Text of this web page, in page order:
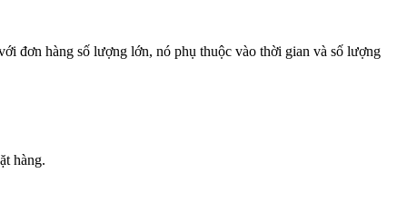
đơn hàng số lượng lớn, nó phụ thuộc vào thời gian và số lượng
hàng.